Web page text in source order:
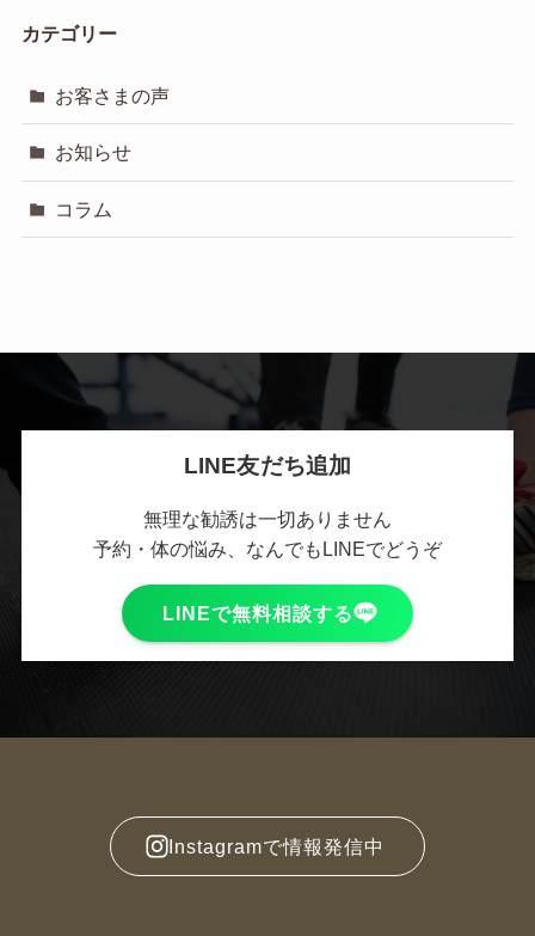
カテゴリー
お客さまの声
お知らせ
コラム
LINE友だち追加
無理な勧誘は一切ありません
予約・体の悩み、なんでもLINEでどうぞ
LINEで無料相談する
Instagramで情報発信中